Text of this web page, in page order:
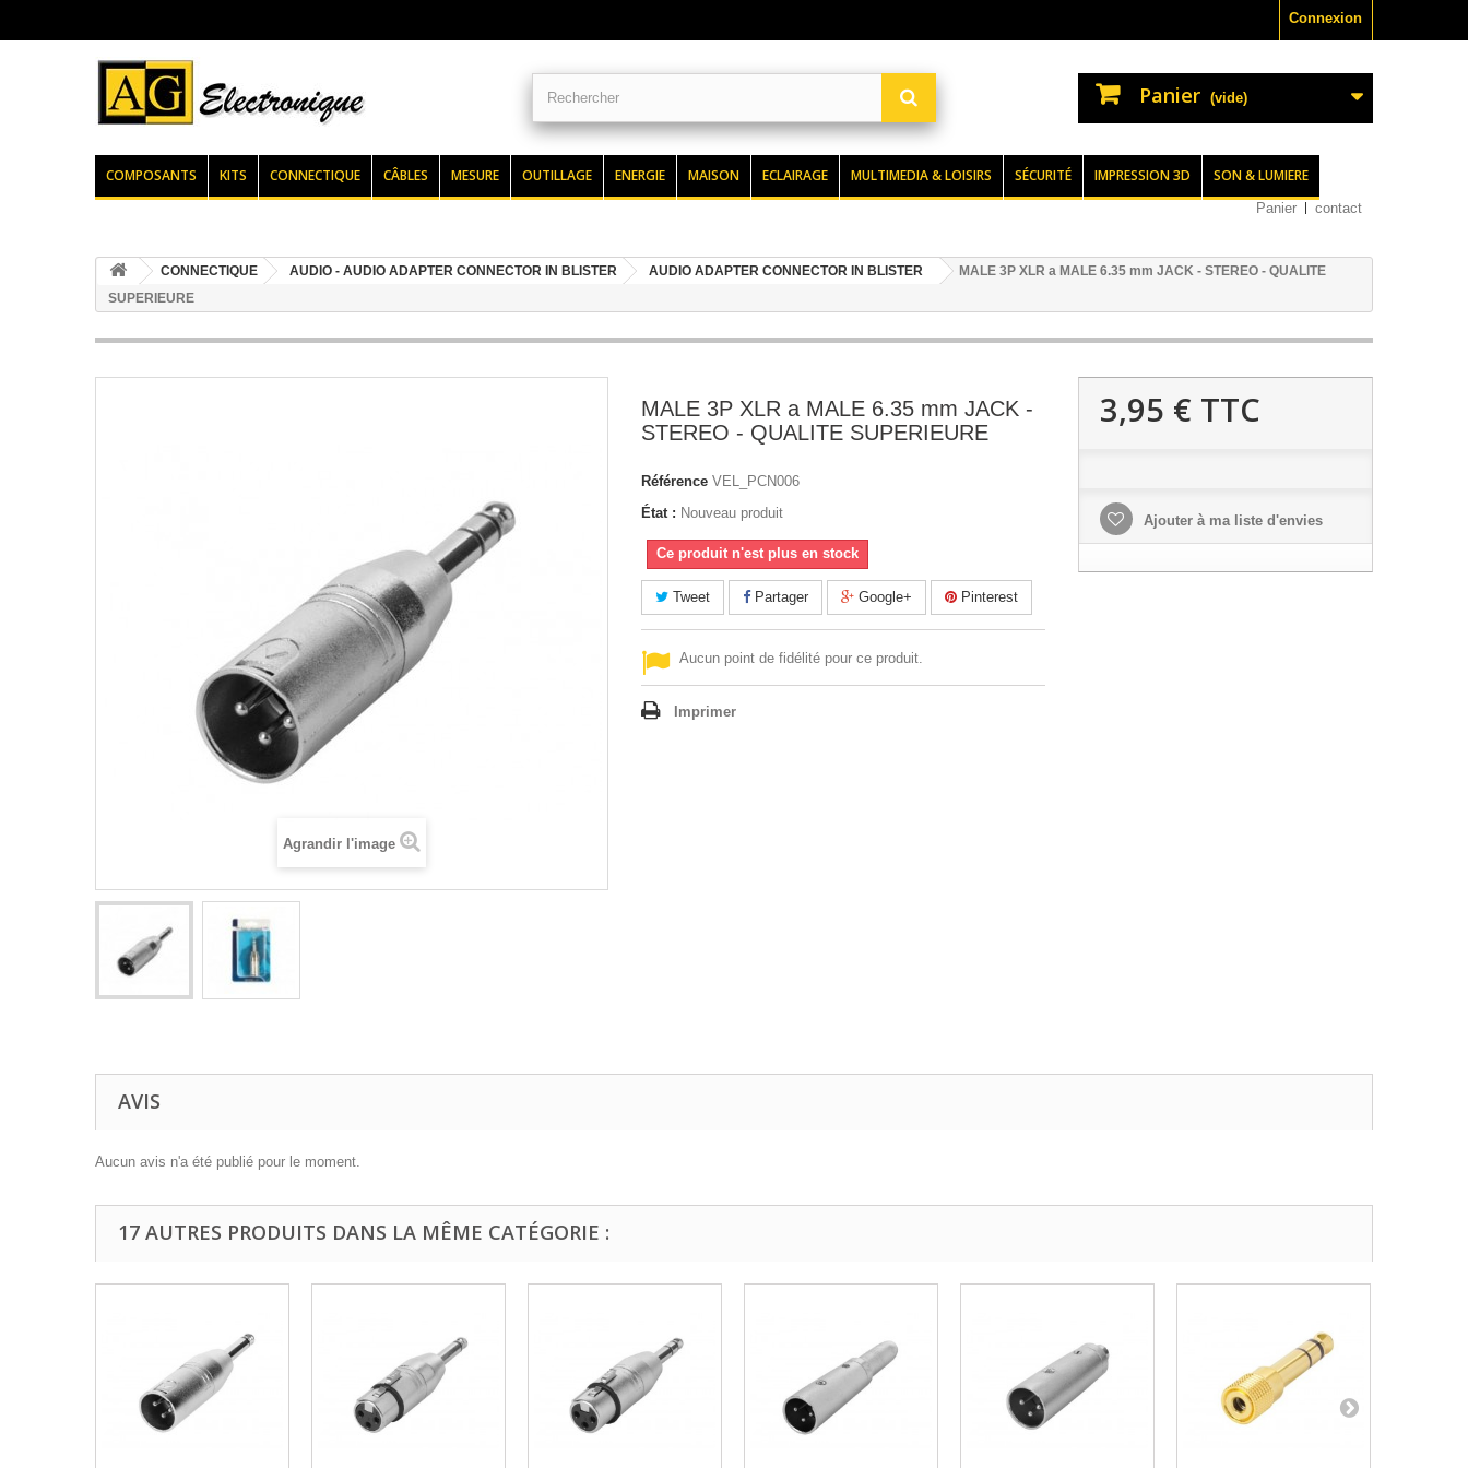
Connexion
Panier (vide)
COMPOSANTS KITS CONNECTIQUE CÂBLES MESURE OUTILLAGE ENERGIE MAISON ECLAIRAGE MULTIMEDIA & LOISIRS SÉCURITÉ IMPRESSION 3D SON & LUMIERE
Panier contact
CONNECTIQUE AUDIO - AUDIO ADAPTER CONNECTOR IN BLISTER AUDIO ADAPTER CONNECTOR IN BLISTER
MALE 3P XLR a MALE 6.35 mm JACK - STEREO - QUALITE
SUPERIEURE
Agrandir l'image
MALE 3P XLR a MALE 6.35 mm JACK -
STEREO - QUALITE SUPERIEURE
Référence VEL_PCN006
État : Nouveau produit
Ce produit n'est plus en stock
Tweet Partager Google+ Pinterest
Aucun point de fidélité pour ce produit.
Imprimer
3,95 € TTC
Ajouter à ma liste d'envies
AVIS
Aucun avis n'a été publié pour le moment.
17 AUTRES PRODUITS DANS LA MÊME CATÉGORIE :